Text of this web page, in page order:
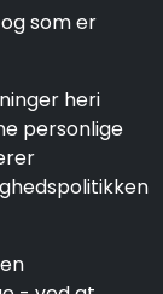
som er
heri
personlige